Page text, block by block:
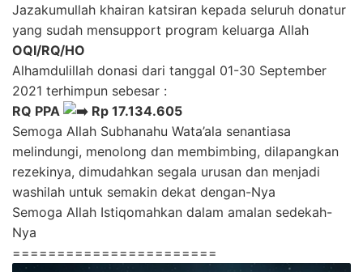
Jazakumullah khairan katsiran kepada seluruh donatur
yang sudah mensupport program keluarga Allah
OQI/RQ/HO
Alhamdulillah donasi dari tanggal 01-30 September
2021 terhimpun sebesar :
RQ PPA
Rp 17.134.605
Semoga Allah Subhanahu Wata’ala senantiasa
melindungi, menolong dan membimbing, dilapangkan
rezekinya, dimudahkan segala urusan dan menjadi
washilah untuk semakin dekat dengan-Nya
Semoga Allah Istiqomahkan dalam amalan sedekah-
Nya
=======================